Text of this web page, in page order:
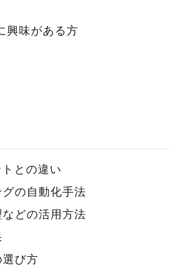
興味がある方
との違い
の自動化手法
どの活用方法
び方